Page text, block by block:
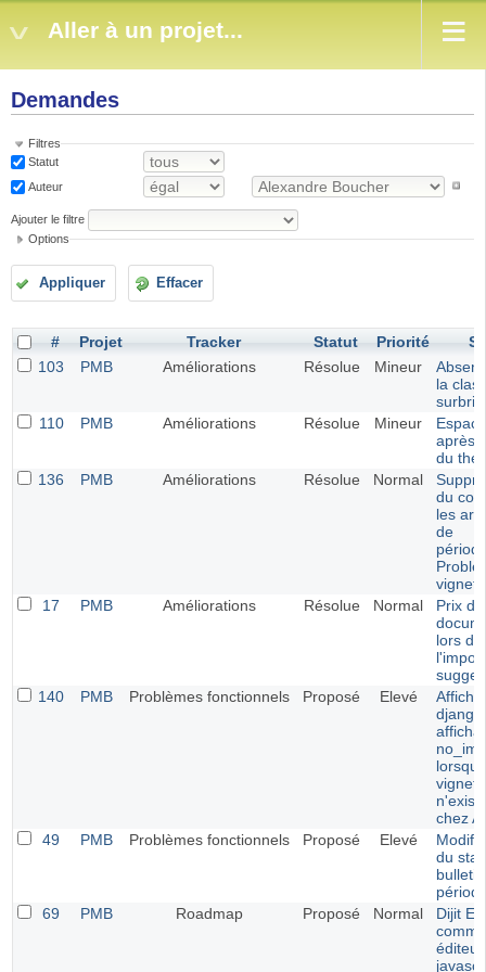
Aller à un projet...
Demandes
Filtres
Statut
Auteur
Ajouter le filtre
Options
Appliquer Effacer
# Projet Tracker Statut Priorité
103
PMB Améliorations Résolue Mineur
la
110
PMB Améliorations Résolue Mineur
Espace
après
du
136
PMB Améliorations Résolue Normal
du
les
de
17
PMB Améliorations Résolue Normal
Prix
lors de
140
PMB Problèmes fonctionnels Proposé Elevé
django
chez
49
PMB Problèmes fonctionnels Proposé Elevé
du
69
PMB Roadmap Proposé Normal
Dijit
comme
éditeur